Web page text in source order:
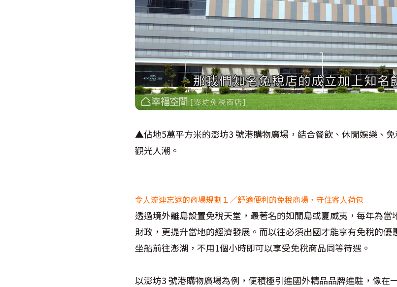
▲佔地5萬平方米的澎坊3 號港購物廣場，結合餐飲、休閒娛樂、
觀光人潮。
令人流連忘返的商場規劃１／舒適便利的免稅商場，守住客人荷包
透過境外離島設置免稅天堂，最著名的如關島或夏威夷，每年為當
財政，更提升當地的經濟發展。而以往必須出國才能享有免稅的優
坐船前往澎湖，不用1個小時即可以享受免稅商品同等待遇。
以澎坊3 號港購物廣場為例，便積極引進國外精品品牌進駐，像在